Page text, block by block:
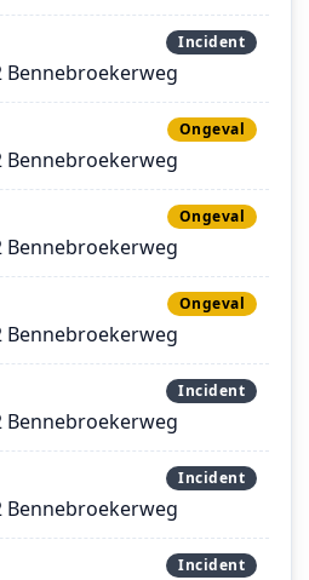
Incident
Bennebroekerweg
Ongeval
Bennebroekerweg
Ongeval
Bennebroekerweg
Ongeval
Bennebroekerweg
Incident
Bennebroekerweg
Incident
Bennebroekerweg
Incident